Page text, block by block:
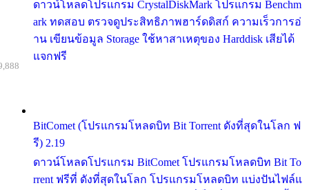
ดาวน์โหลดโปรแกรม CrystalDiskMark โปรแกรม Benchm
ark ทดสอบ ตรวจดูประสิทธิภาพฮาร์ดดิสก์ ความเร็วการอ่
าน เขียนข้อมูล Storage ใช้หาสาเหตุของ Harddisk เสียได้
แจกฟรี
BitComet (โปรแกรมโหลดบิท Bit Torrent ดังที่สุดในโลก ฟ
รี) 2.19
ดาวน์โหลดโปรแกรม BitComet โปรแกรมโหลดบิท Bit To
rrent ฟรีที่ ดังที่สุดในโลก โปรแกรมโหลดบิท แบ่งปันไฟล์แ